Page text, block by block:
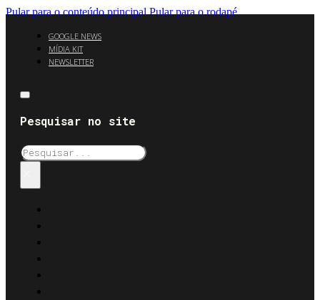
Pular para o conteúdo principal Pular para o rodapé
GOOGLE NEWS
MÍDIA KIT
NEWSLETTER
Pesquisar no site
Pesquisar